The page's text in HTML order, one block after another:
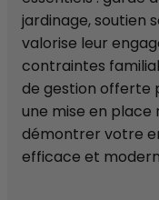
jardinage, soutien
valorise leur
contraintes
de gestion
une mise en
démontrer votre
efficace et